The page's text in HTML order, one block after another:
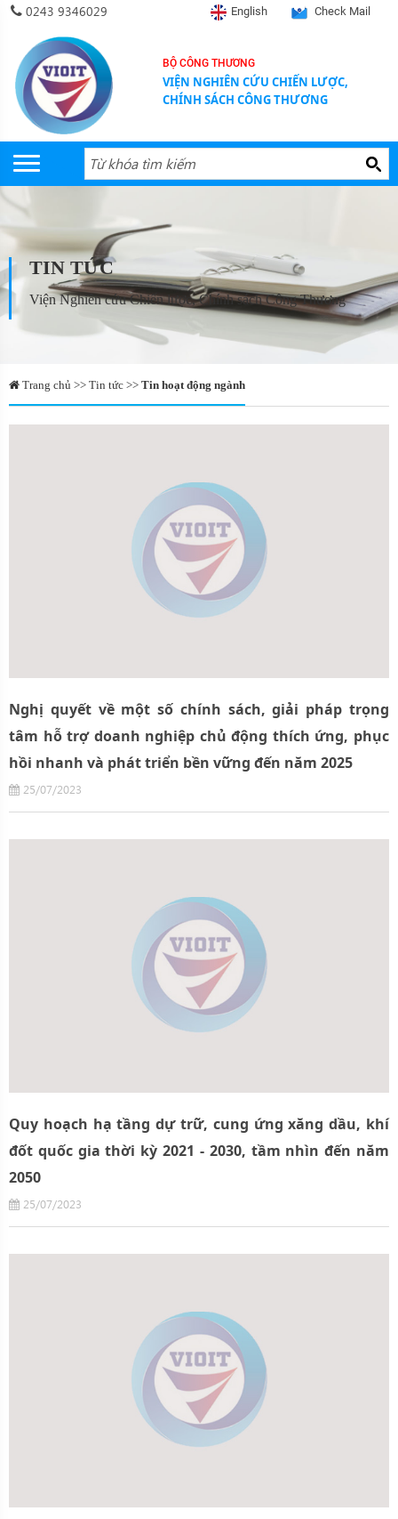
0243 9346029 English Check Mail
BỘ CÔNG THƯƠNG
VIỆN NGHIÊN CỨU CHIẾN LƯỢC,
CHÍNH SÁCH CÔNG THƯƠNG
TIN TỨC
Viện Nghiên cứu Chiến lược, Chính sách Công Thương
Trang chủ >> Tin tức >> Tin hoạt động ngành
Nghị quyết về một số chính sách, giải pháp trọng
tâm hỗ trợ doanh nghiệp chủ động thích ứng, phục
hồi nhanh và phát triển bền vững đến năm 2025
25/07/2023
Quy hoạch hạ tầng dự trữ, cung ứng xăng dầu, khí
đốt quốc gia thời kỳ 2021 - 2030, tầm nhìn đến năm
2050
25/07/2023